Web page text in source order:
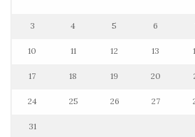
3 4 5 6
10 11 12 13
17 18 19 20
24 25 26 27
31